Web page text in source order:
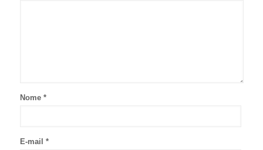
Nome *
E-mail *